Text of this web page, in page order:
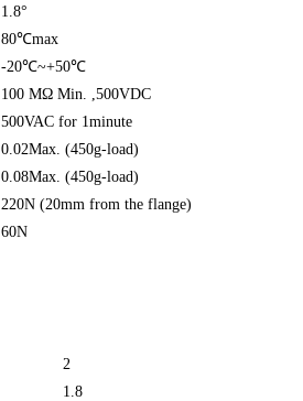
1.8°
80℃max
-20℃~+50℃
100 MΩ Min. ,500VDC
500VAC for 1minute
0.02Max. (450g-load)
0.08Max. (450g-load)
220N (20mm from the flange)
60N
2
1.8